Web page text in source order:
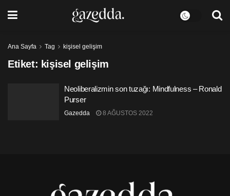
Ana Sayfa Tag kişisel gelişim
Etiket: kişisel gelişim
Neoliberalizmin son tuzağı: Mindfulness – Ronald
Purser
Gazedda 8 AĞUSTOS 2022